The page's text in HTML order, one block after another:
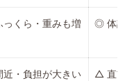
っくら・重みも増
◎ 体調
近・負担が大きい △ 直前